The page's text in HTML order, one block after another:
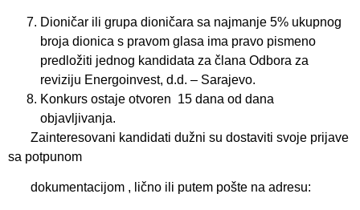
Dioničar ili grupa dioničara sa najmanje 5% ukupnog
broja dionica s pravom glasa ima pravo pismeno
predložiti jednog kandidata za člana Odbora za
reviziju Energoinvest, d.d. – Sarajevo.
Konkurs ostaje otvoren 15 dana od dana
objavljivanja.
Zainteresovani kandidati dužni su dostaviti svoje prijave
sa potpunom
dokumentacijom , lično ili putem pošte na adresu: